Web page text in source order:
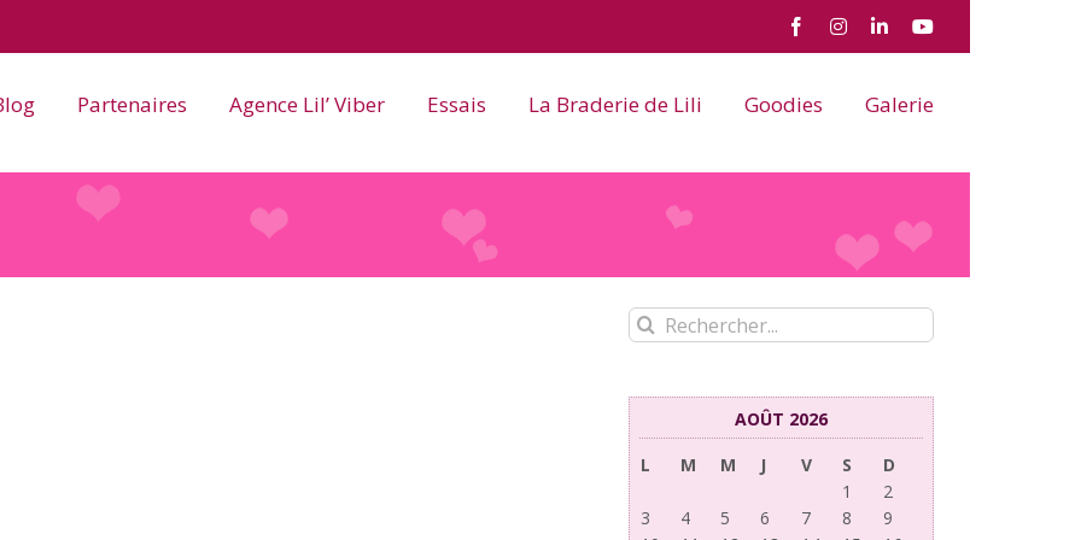
FacebookInstagram
LinkedInYouTube
Partenaires Agence Lil’ Viber Essais La Braderie de Lili Goodies Galerie
Rechercher:
AOÛT 2026
L
M M J V S
D
1
2
3
4 5 6 7 8
9